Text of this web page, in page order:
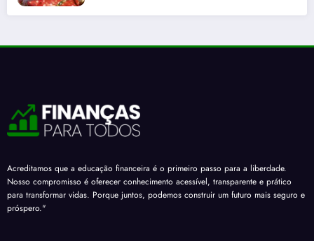
Acreditamos que a educação financeira é o primeiro passo para a liberdade.
Nosso compromisso é oferecer conhecimento acessível, transparente e prático
para transformar vidas. Porque juntos, podemos construir um futuro mais seguro e
próspero."